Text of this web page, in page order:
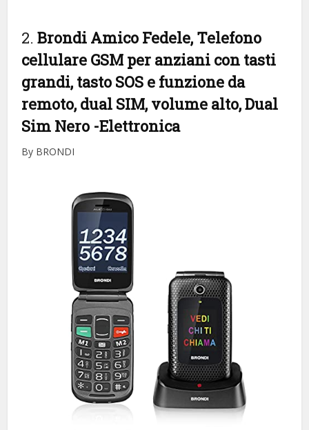
2.Brondi Amico Fedele, Telefono
cellulare GSM per anziani con tasti
grandi, tasto SOS e funzione da
remoto, dual SIM, volume alto, Dual
Sim Nero -Elettronica
By BRONDI